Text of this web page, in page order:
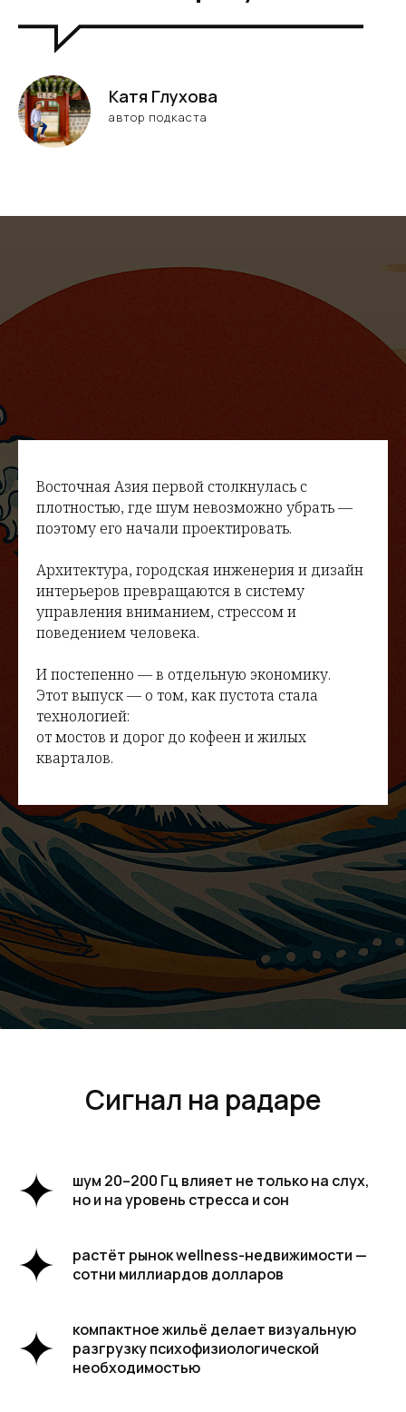
Катя Глухова
автор подкаста
Восточная Азия первой столкнулась с
плотностью, где шум невозможно убрать —
поэтому его начали проектировать.
Архитектура, городская инженерия и дизайн
интерьеров превращаются в систему
управления вниманием, стрессом и
поведением человека.
И постепенно — в отдельную экономику.
Этот выпуск — о том, как пустота стала
технологией:
от мостов и дорог до кофеен и жилых
кварталов.
Сигнал на радаре
шум 20–200 Гц влияет не только на слух,
но и на уровень стресса и сон
растёт рынок wellness-недвижимости —
сотни миллиардов долларов
компактное жильё делает визуальную
разгрузку психофизиологической
необходимостью